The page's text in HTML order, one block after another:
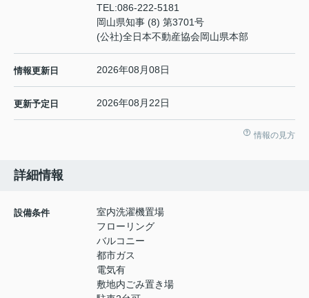
TEL:086-222-5181
岡山県知事 (8) 第3701号
(公社)全日本不動産協会岡山県本部
情報更新日 2026年08月08日
更新予定日 2026年08月22日
情報の見方
詳細情報
設備条件
室内洗濯機置場
フローリング
バルコニー
都市ガス
電気有
敷地内ごみ置き場